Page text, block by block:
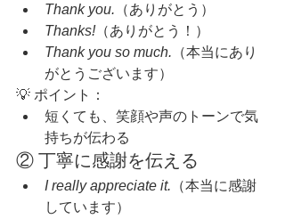
Thank you. （ありがとう）
Thanks!（ありがとう！）
Thank you so much. （本当にあり
がとうございます）
💡 ポイント：
短くても、笑顔や声のトーンで気
持ちが伝わる
② 丁寧に感謝を伝える
I really appreciate it. （本当に感謝
しています）